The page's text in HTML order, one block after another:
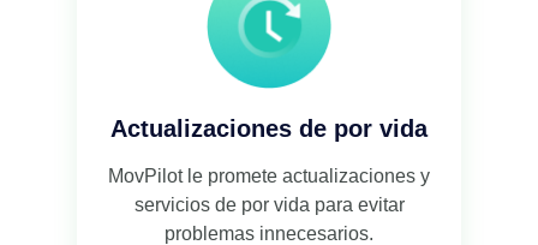
Actualizaciones de por vida
MovPilot le promete actualizaciones y
servicios de por vida para evitar
problemas innecesarios.